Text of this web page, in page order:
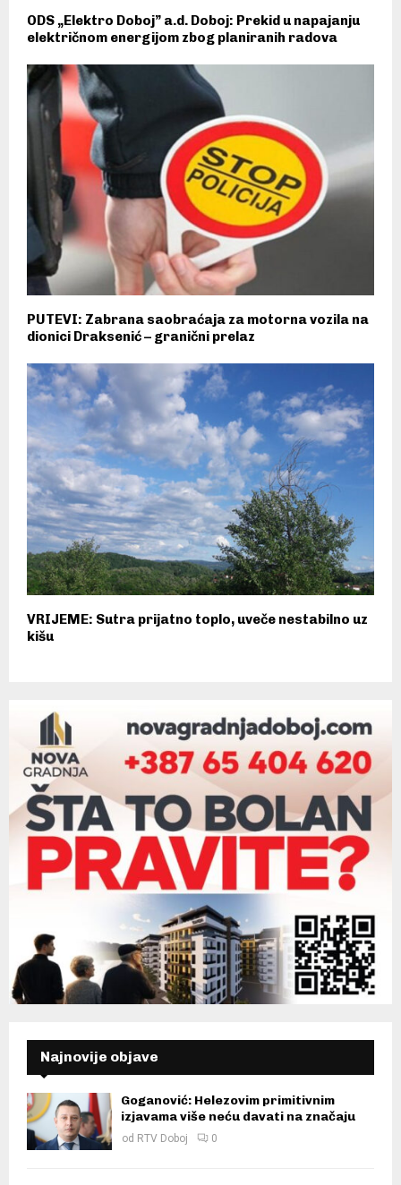
ODS „Elektro Doboj” a.d. Doboj: Prekid u napajanju
električnom energijom zbog planiranih radova
PUTEVI: Zabrana saobraćaja za motorna vozila na
dionici Draksenić – granični prelaz
VRIJEME: Sutra prijatno toplo, uveče nestabilno uz
kišu
Najnovije objave
Goganović: Helezovim primitivnim
izjavama više neću davati na značaju
od RTV Doboj 0